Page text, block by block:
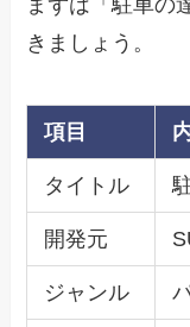
まずは「駐車の
きましょう。
項目
タイトル
開発元
ジャンル